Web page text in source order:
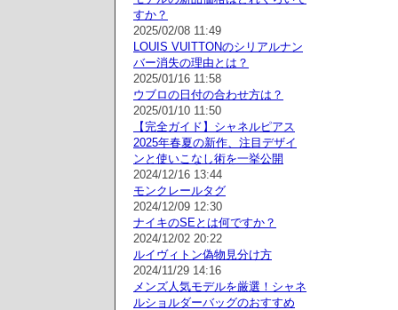
すか？
2025/02/08 11:49
LOUIS VUITTONのシリアルナン
バー消失の理由とは？
2025/01/16 11:58
ウブロの日付の合わせ方は？
2025/01/10 11:50
【完全ガイド】シャネルピアス
2025年春夏の新作、注目デザイ
ンと使いこなし術を一挙公開
2024/12/16 13:44
モンクレールタグ
2024/12/09 12:30
ナイキのSEとは何ですか？
2024/12/02 20:22
ルイヴィトン偽物見分け方
2024/11/29 14:16
メンズ人気モデルを厳選！シャネ
ルショルダーバッグのおすすめ